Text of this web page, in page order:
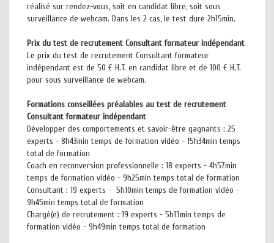
réalisé sur rendez-vous, soit en candidat libre, soit sous
surveillance de webcam. Dans les 2 cas, le test dure 2h15min.
Prix du test de recrutement Consultant formateur indépendant
Le prix du test de recrutement Consultant formateur
indépendant est de 50 € H.T. en candidat libre et de 100 € H.T.
pour sous surveillance de webcam.
Formations conseillées préalables au test de recrutement
Consultant formateur indépendant
Développer des comportements et savoir-être gagnants : 25
experts - 8h43min temps de formation vidéo - 15h34min temps
total de formation
Coach en reconversion professionnelle : 18 experts - 4h57min
temps de formation vidéo - 9h25min temps total de formation
Consultant : 19 experts - 5h10min temps de formation vidéo -
9h45min temps total de formation
Chargé(e) de recrutement : 19 experts - 5h13min temps de
formation vidéo - 9h49min temps total de formation